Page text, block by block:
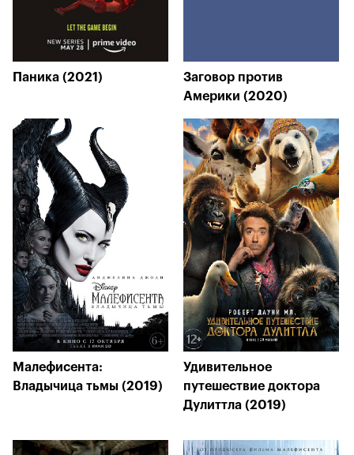
Паника (2021)
Заговор против
Америки (2020)
Малефисента:
Владычица тьмы (2019)
Удивительное
путешествие доктора
Дулиттла (2019)